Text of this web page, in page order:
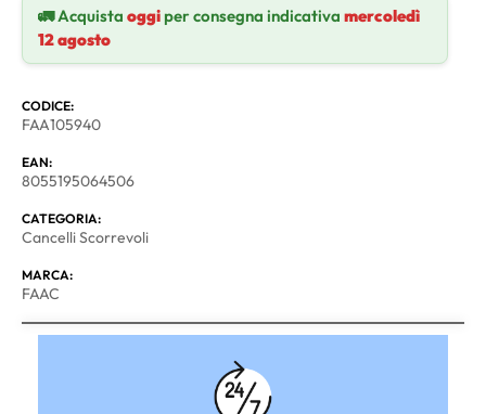
🚛 Acquista oggiper consegna indicativa mercoledì
12 agosto
CODICE:
FAA105940
EAN:
8055195064506
CATEGORIA:
Cancelli Scorrevoli
MARCA:
FAAC